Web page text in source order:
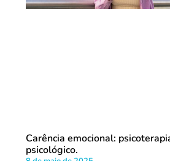
Carência emocional:
psicológico.